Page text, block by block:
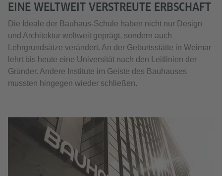
EINE WELTWEIT VERSTREUTE ERBSCHAFT
Die Ideale der Bauhaus-Schule haben nicht nur Design
und Architektur weltweit geprägt, sondern auch
Lehrgrundsätze verändert. An der Geburtsstätte in Weimar
lehrt bis heute eine Universität nach den Leitlinien der
Gründer. Andere Institute im Geiste des Bauhauses
mussten hingegen wieder schließen.